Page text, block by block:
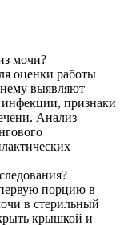
мочи?
оценки работы
выявляют
признаки
Анализ
порцию в
в стерильный
крышкой и